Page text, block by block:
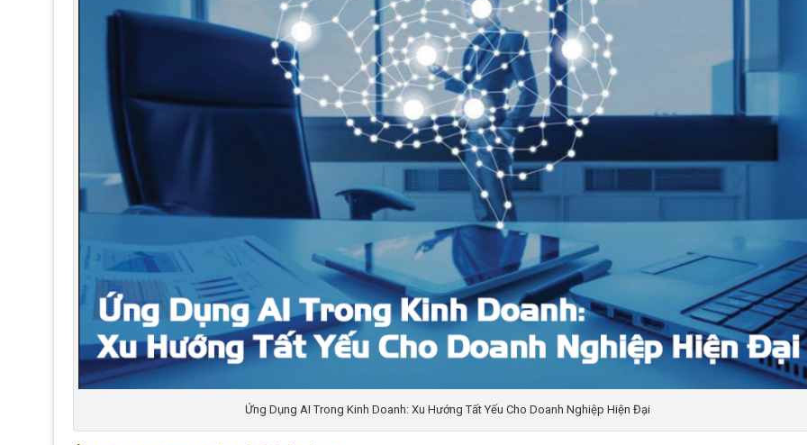
Ứng Dụng AI Trong Kinh Doanh: Xu Hướng Tất Yếu Cho Doanh Nghiệp Hiện Đại